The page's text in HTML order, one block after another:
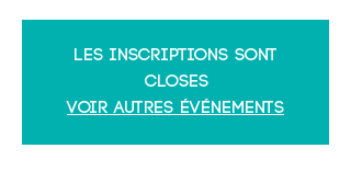
Les inscriptions sont
closes
Voir autres événements